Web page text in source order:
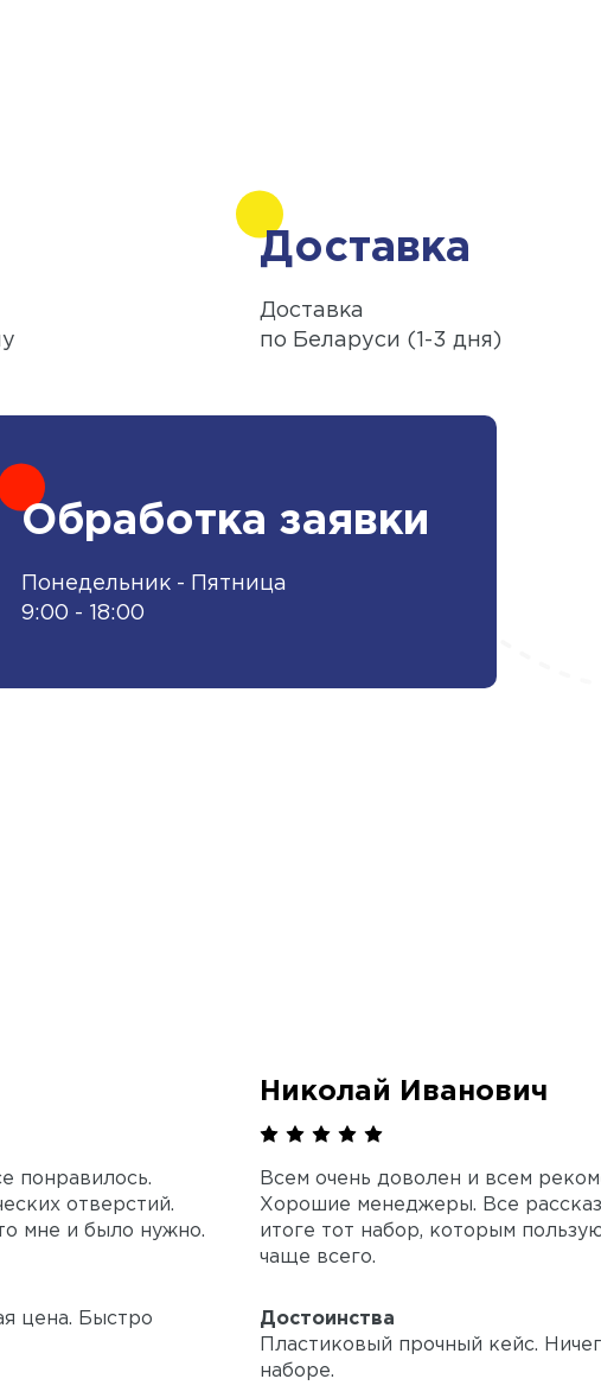
Доставка
Доставка
по Беларуси (1-3 дня)
Обработка заявки
Понедельник - Пятница
9:00 - 18:00
понравилось.
отверстий.
мне и было нужно.
цена. Быстро
Николай Иванович
Всем очень доволен и всем
Хорошие менеджеры. Все
итоге тот набор, которым
чаще всего.
Достоинства
Пластиковый прочный кейс.
наборе.